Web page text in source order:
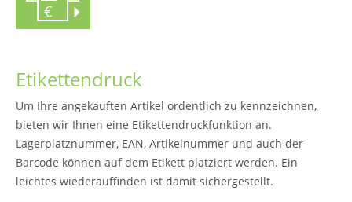
Etikettendruck
Um Ihre angekauften Artikel ordentlich zu kennzeichnen,
bieten wir Ihnen eine Etikettendruckfunktion an.
Lagerplatznummer, EAN, Artikelnummer und auch der
Barcode können auf dem Etikett platziert werden. Ein
leichtes wiederauffinden ist damit sichergestellt.